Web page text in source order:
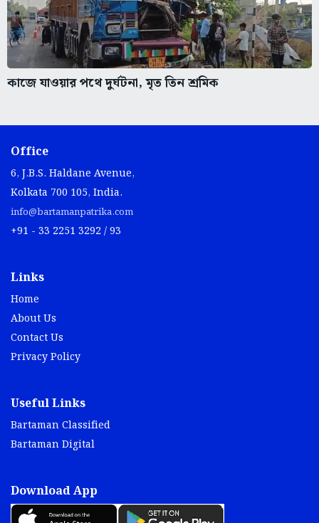
কাজে যাওয়ার পথে দুর্ঘটনা, মৃত তিন শ্রমিক
Office
6, J.B.S. Haldane Avenue,
Kolkata 700 105, India.
info@bartamanpatrika.com
+91 - 33 2251 3292 / 93
Links
Home
About Us
Contact Us
Privacy Policy
Useful Links
Bartaman Classified
Bartaman Digital
Download App